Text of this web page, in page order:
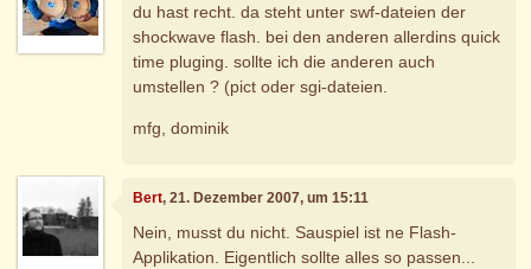
du hast recht. da steht unter swf-dateien der
shockwave flash. bei den anderen allerdins quick
time pluging. sollte ich die anderen auch
umstellen ? (pict oder sgi-dateien.
mfg, dominik
Bert, 21. Dezember 2007, um 15:11
Nein, musst du nicht. Sauspiel ist ne Flash-
Applikation. Eigentlich sollte alles so passen...